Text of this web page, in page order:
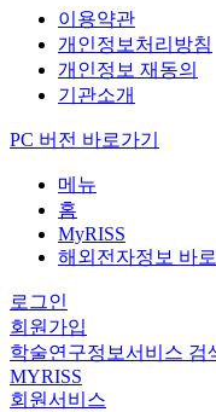
이용약관
개인정보처리방침
개인정보 재동의
기관소개
PC 버전 바로가기
메뉴
홈
MyRISS
해외전자정보 바로
로그인
회원가입
학술연구정보서비스 검
MYRISS
회원서비스